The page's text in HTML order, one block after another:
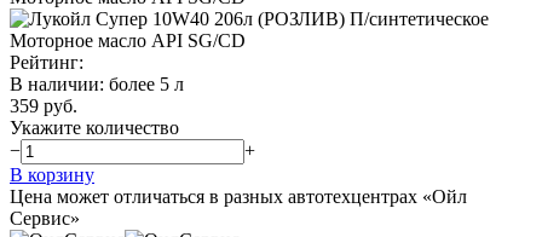
Рейтинг:
В наличии: более 5 л
359 руб.
Укажите количество
−
+
В корзину
Цена может отличаться в разных автотехцентрах «Ойл
Сервис»